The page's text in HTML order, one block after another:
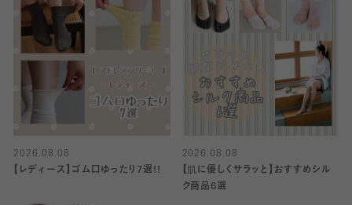
2026.08.08
【レディース】ゴム口ゆったり7選!!
2026.08.08
【肌に優しくサラッと】おすすめシル
ク商品6選